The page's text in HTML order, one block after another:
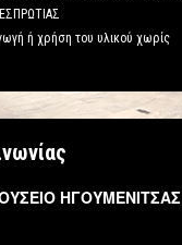
ή χρήση του υλικού χωρίς
ΗΓΟΥΜΕΝΙΤΣΑΣ